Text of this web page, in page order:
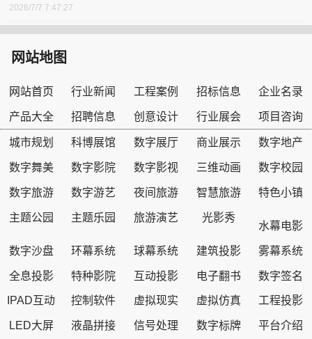
2026/7/7 7:47:27
网站地图
网站首页 行业新闻 工程案例 招标信息 企业名录
产品大全 招聘信息 创意设计 行业展会 项目咨询
城市规划 科博展馆 数字展厅 商业展示 数字地产
数字舞美 数字影院 数字影视 三维动画 数字校园
数字旅游 数字游艺 夜间旅游 智慧旅游 特色小镇
主题公园 主题乐园 旅游演艺 光影秀
水幕电影
数字沙盘 环幕系统 球幕系统 建筑投影 雾幕系统
全息投影 特种影院 互动投影 电子翻书 数字签名
IPAD互动 控制软件 虚拟现实 虚拟仿真 工程投影
LED大屏 液晶拼接 信号处理 数字标牌 平台介绍